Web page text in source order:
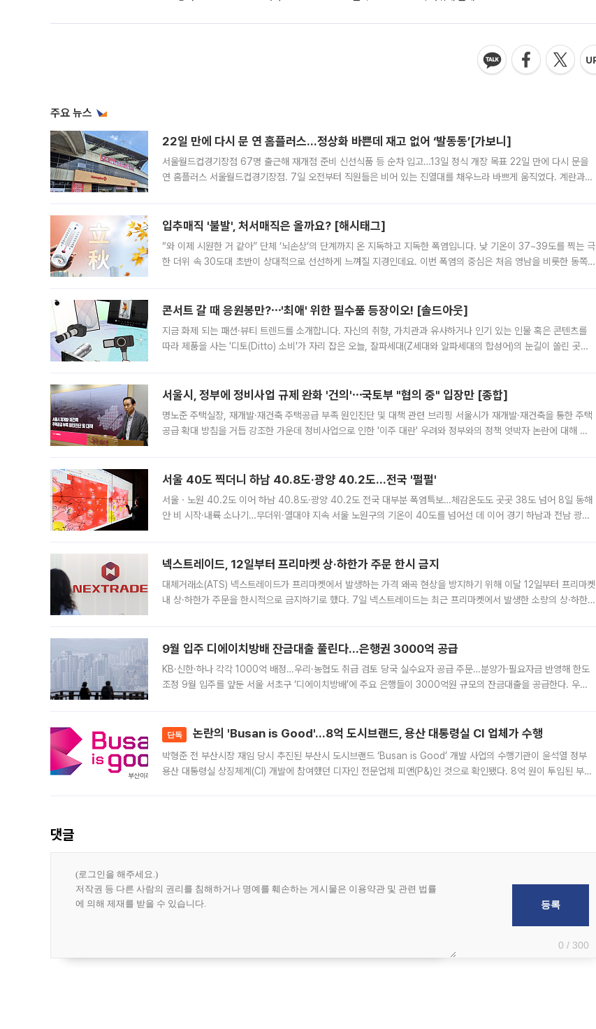
주요 뉴스
22일 만에 다시 문 연 홈플러스…정상화 바쁜데 재고 없어 ‘발동동’[가보니]
서울월드컵경기장점 67명 출근해 재개점 준비 신선식품 등 순차 입고…13일 정식 개장 목표 22일 만에 다시 문을
연 홈플러스 서울월드컵경기장점. 7일 오전부터 직원들은 비어 있는 진열대를 채우느라 바쁘게 움직였다. 계란과
입추매직 '불발', 처서매직은 올까요? [해시태그]
“와 이제 시원한 거 같아” 단체 ‘뇌손상’의 단계까지 온 지독하고 지독한 폭염입니다. 낮 기온이 37~39도를 찍는 극
한 더위 속 30도대 초반이 상대적으로 선선하게 느껴질 지경인데요. 이번 폭염의 중심은 처음 영남을 비롯한 동쪽
콘서트 갈 때 응원봉만?⋯'최애' 위한 필수품 등장이오! [솔드아웃]
지금 화제 되는 패션·뷰티 트렌드를 소개합니다. 자신의 취향, 가치관과 유사하거나 인기 있는 인물 혹은 콘텐츠를
따라 제품을 사는 '디토(Ditto) 소비'가 자리 잡은 오늘, 잘파세대(Z세대와 알파세대의 합성어)의 눈길이 쏠린 곳은
서울시, 정부에 정비사업 규제 완화 '건의'⋯국토부 "협의 중" 입장만 [종합]
명노준 주택실장, 재개발·재건축 주택공급 부족 원인진단 및 대책 관련 브리핑 서울시가 재개발·재건축을 통한 주택
공급 확대 방침을 거듭 강조한 가운데 정비사업으로 인한 '이주 대란' 우려와 정부와의 정책 엇박자 논란에 대해 정
서울 40도 찍더니 하남 40.8도·광양 40.2도…전국 '펄펄'
서울ㆍ노원 40.2도 이어 하남 40.8도·광양 40.2도 전국 대부분 폭염특보…체감온도도 곳곳 38도 넘어 8일 동해
안 비 시작·내륙 소나기…무더위·열대야 지속 서울 노원구의 기온이 40도를 넘어선 데 이어 경기 하남과 전남 광양
넥스트레이드, 12일부터 프리마켓 상·하한가 주문 한시 금지
대체거래소(ATS) 넥스트레이드가 프리마켓에서 발생하는 가격 왜곡 현상을 방지하기 위해 이달 12일부터 프리마켓
내 상·하한가 주문을 한시적으로 금지하기로 했다. 7일 넥스트레이드는 최근 프리마켓에서 발생한 소량의 상·하한
9월 입주 디에이치방배 잔금대출 풀린다…은행권 3000억 공급
KB·신한·하나 각각 1000억 배정…우리·농협도 취급 검토 당국 실수요자 공급 주문…분양가·필요자금 반영해 한도
조정 9월 입주를 앞둔 서울 서초구 ‘디에이치방배’에 주요 은행들이 3000억원 규모의 잔금대출을 공급한다. 우리
단독 논란의 'Busan is Good'…8억 도시브랜드, 용산 대통령실 CI 업체가 수행
박형준 전 부산시장 재임 당시 추진된 부산시 도시브랜드 ‘Busan is Good’ 개발 사업의 수행기관이 윤석열 정부
용산 대통령실 상징체계(CI) 개발에 참여했던 디자인 전문업체 피앤(P&)인 것으로 확인됐다. 8억 원이 투입된 부산
댓글
0 / 300